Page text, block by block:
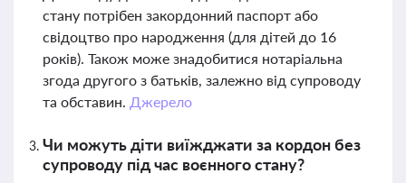
стану потрібен закордонний паспорт або
свідоцтво про народження (для дітей до 16
років). Також може знадобитися нотаріальна
згода другого з батьків, залежно від супроводу
та обставин. Джерело
Чи можуть діти виїжджати за кордон без
супроводу під час воєнного стану?